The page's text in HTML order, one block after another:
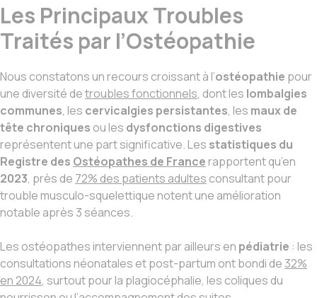
Les Principaux Troubles
Traités par l’Ostéopathie
Nous constatons un recours croissant à l’ostéopathie pour
une diversité detroubles fonctionnels, dont les lombalgies
communes, les cervicalgies persistantes, les maux de
tête chroniques ou les dysfonctions digestives
représentent une part significative. Les statistiques du
Registre des Ostéopathes de France rapportent qu’en
2023, près de 72% des patients adultes consultant pour
trouble musculo-squelettique notent une amélioration
notable après 3 séances.
Les ostéopathes interviennent par ailleurs en pédiatrie : les
consultations néonatales et post-partum ont bondi de 32%
en 2024, surtout pour la plagiocéphalie, les coliques du